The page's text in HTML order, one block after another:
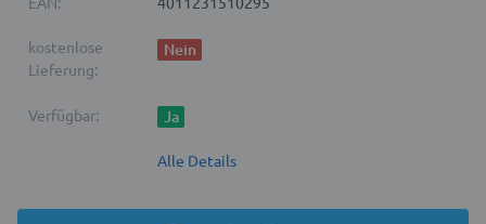
kostenlose
Lieferung:
Nein
Verfügbar: Ja
Alle Details